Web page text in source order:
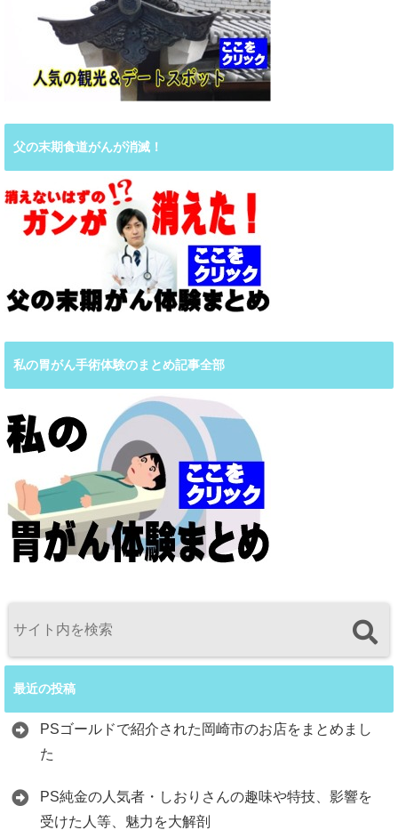
父の末期食道がんが消滅！
私の胃がん手術体験のまとめ記事全部
最近の投稿
PSゴールドで紹介された岡崎市のお店をまとめまし
た
PS純金の人気者・しおりさんの趣味や特技、影響を
受けた人等、魅力を大解剖